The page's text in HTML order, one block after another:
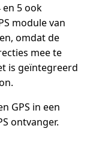
5 ook
module van
omdat de
mee te
is geïntegreerd
GPS in een
ontvanger.